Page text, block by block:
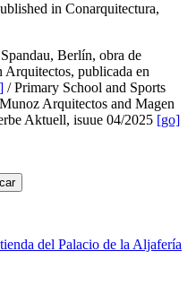
in Conarquitectura,
Berlín, obra de
publicada en
/ Primary School and Sports
Arquitectos and Magen
Aktuell, isuue 04/2025 [go]
del Palacio de la Aljafería